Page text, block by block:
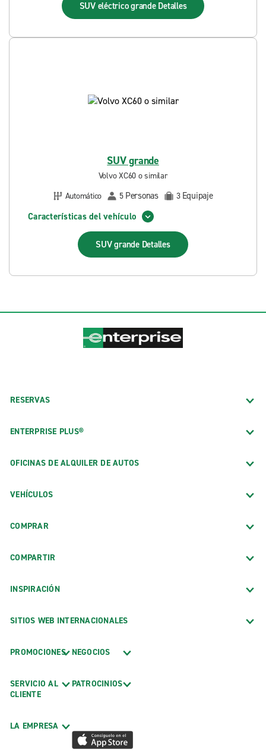
SUV eléctrico grande Detalles
SUV grande
Volvo XC60 o similar
Automático
5 Personas 3 Equipaje
Características del vehículo
SUV grande Detalles
RESERVAS
ENTERPRISE PLUS®
OFICINAS DE ALQUILER DE AUTOS
VEHÍCULOS
COMPRAR
COMPARTIR
INSPIRACIÓN
SITIOS WEB INTERNACIONALES
PROMOCIONES
SERVICIO AL
CLIENTE
LA EMPRESA
NEGOCIOS
PATROCINIOS